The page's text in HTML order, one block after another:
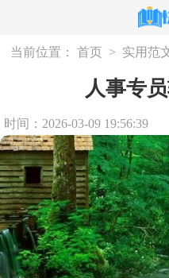
当前位置： 首页 > 实用范
人事专
时间：2026-03-09 19:56:39